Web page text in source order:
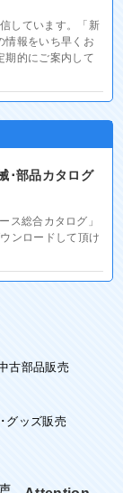
しています。「新
情報をいち早くお
期的にご案内して
･部品カタログ
ス総合カタログ」
ンロードして頂け
古部品販売
グッズ販売